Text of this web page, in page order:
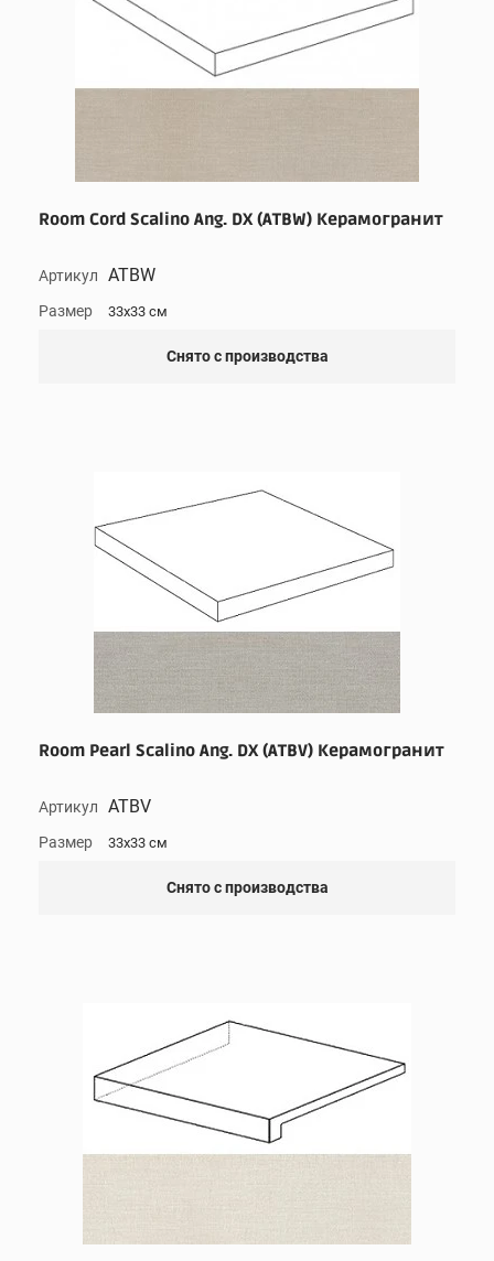
Room Cord Scalino Ang. DX (ATBW) Керамогранит
Артикул ATBW
Размер 33x33 см
Снято с производства
Room Pearl Scalino Ang. DX (ATBV) Керамогранит
Артикул ATBV
Размер 33x33 см
Снято с производства